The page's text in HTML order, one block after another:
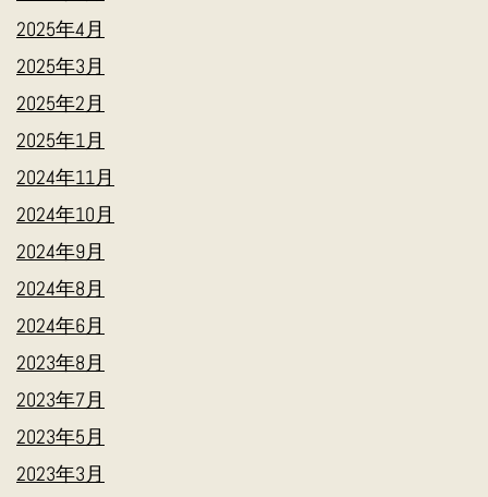
2025年4月
2025年3月
2025年2月
2025年1月
2024年11月
2024年10月
2024年9月
2024年8月
2024年6月
2023年8月
2023年7月
2023年5月
2023年3月